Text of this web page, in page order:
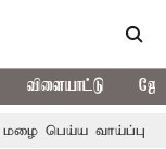
விளையாட்டு
வாய்ப்பு